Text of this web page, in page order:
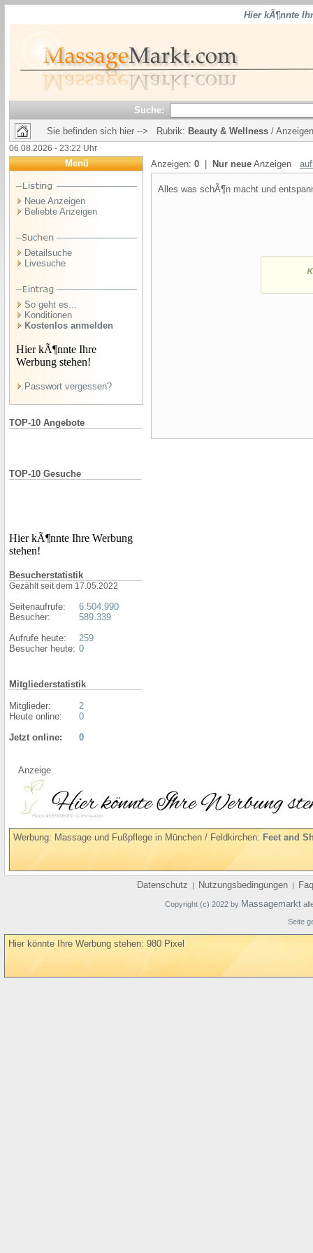
Hier kÃ¶nnte
Suche:
Sie befinden sich hier --> Rubrik: Beauty & Wellness /
06.08.2026 - 23:22 Uhr
Menü
Neue Anzeigen
Beliebte Anzeigen
Detailsuche
Livesuche
So geht es...
Konditionen
Kostenlos anmelden
Hier kÃ¶nnte Ihre
Werbung stehen!
Passwort vergessen?
TOP-10 Angebote
TOP-10 Gesuche
Hier kÃ¶nnte Ihre Werbung
stehen!
Besucherstatistik
Gezählt seit dem 17.05.2022
Seitenaufrufe:
Besucher:
Aufrufe heute:
Besucher heute:
6.504.990
589.339
259
0
Mitgliederstatistik
Mitglieder:
Heute online:
2
0
Jetzt online:
0
Anzeigen: 0 Nur neue Anzeigen
Alles was schÃ¶n macht und
Anzeige
Werbung: Massage und Fußpflege in München / Feldkirchen: Feet and
Datenschutz | Nutzungsbedingungen | Faq
Copyright (c) 2022 by Massagemarkt
Seite
Hier könnte Ihre Werbung stehen: 980 Pixel